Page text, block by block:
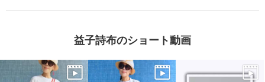
益子詩布のショート動画